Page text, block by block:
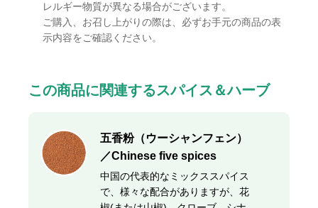
レルギー物質が異なる場合がございます。
ご購入、お召し上がりの際は、必ずお手元の商品の表
示内容をご確認ください。
この商品に関連するスパイス＆ハーブ
五香粉（ウーシャンフェン）
／Chinese five spices
中国の代表的なミックススパイス
で、様々な配合がありますが、花